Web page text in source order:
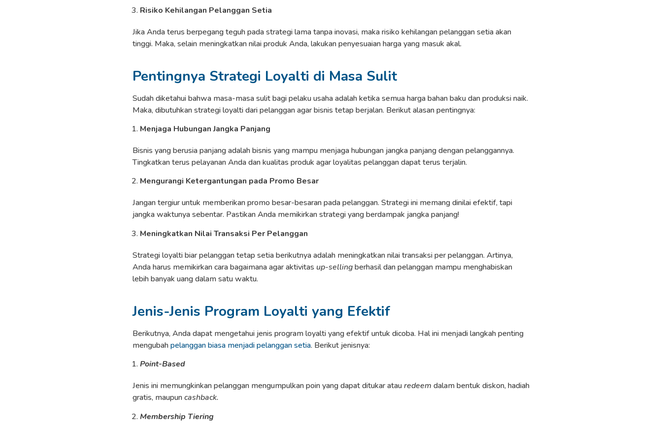
Risiko Kehilangan Pelanggan Setia
Jika Anda terus berpegang teguh pada strategi lama tanpa inovasi, maka risiko kehilangan pelanggan setia akan
tinggi. Maka, selain meningkatkan nilai produk Anda, lakukan penyesuaian harga yang masuk akal.
Pentingnya Strategi Loyalti di Masa Sulit
Sudah diketahui bahwa masa-masa sulit bagi pelaku usaha adalah ketika semua harga bahan baku dan produksi naik.
Maka, dibutuhkan strategi loyalti dari pelanggan agar bisnis tetap berjalan. Berikut alasan pentingnya:
Menjaga Hubungan Jangka Panjang
Bisnis yang berusia panjang adalah bisnis yang mampu menjaga hubungan jangka panjang dengan pelanggannya.
Tingkatkan terus pelayanan Anda dan kualitas produk agar loyalitas pelanggan dapat terus terjalin.
Mengurangi Ketergantungan pada Promo Besar
Jangan tergiur untuk memberikan promo besar-besaran pada pelanggan. Strategi ini memang dinilai efektif, tapi
jangka waktunya sebentar. Pastikan Anda memikirkan strategi yang berdampak jangka panjang!
Meningkatkan Nilai Transaksi Per Pelanggan
Strategi loyalti biar pelanggan tetap setia berikutnya adalah meningkatkan nilai transaksi per pelanggan. Artinya,
Anda harus memikirkan cara bagaimana agar aktivitas up-sellingberhasil dan pelanggan mampu menghabiskan
lebih banyak uang dalam satu waktu.
Jenis-Jenis Program Loyalti yang Efektif
Berikutnya, Anda dapat mengetahui jenis program loyalti yang efektif untuk dicoba. Hal ini menjadi langkah penting
mengubahpelanggan biasa menjadi pelanggan setia. Berikut jenisnya:
Point-Based
Jenis ini memungkinkan pelanggan mengumpulkan poin yang dapat ditukar atauredeem dalam bentuk diskon, hadiah
gratis, maupuncashback.
Membership Tiering